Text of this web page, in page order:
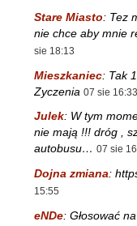
Stare Miasto: Tez
nie chce aby mnie
sie 18:13
Mieszkaniec: Tak
Zyczenia 07 sie 16:33
Julek: W tym
nie mają !!! dróg ,
autobusu… 07 sie
Dojna zmiana:
15:55
eNDe: Głosować